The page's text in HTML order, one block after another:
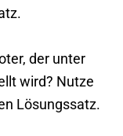
der unter
wird? Nutze
Lösungssatz.